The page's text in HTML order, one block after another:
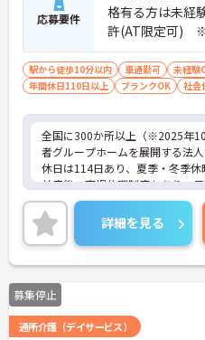
応募要件
格有る方は未
許(AT限定可) ※
がい者福祉に関
迎
駅から徒歩10分以内 車通勤可 未経験
年間休日110日以上
ブランクOK 社会
全国に300か所以上（※2025年
者グループホームを展開する法
休日は114日あり、夏季・冬季休
前産後・育児休暇制度もあり、
活躍中で、ワークライフバラン
働ける環境が整っています。研
の受講支援もあり、スキルアッ
ト。将来的には管理者やエリア
ャリアアップも目指せます。20
い年代のスタッフが活躍しており
の職場です。介護経験を活かした
をお持ちの方、安定した法人でキ
方におすすめです。
詳細を見る
募集停止
通所介護（デイサービス）